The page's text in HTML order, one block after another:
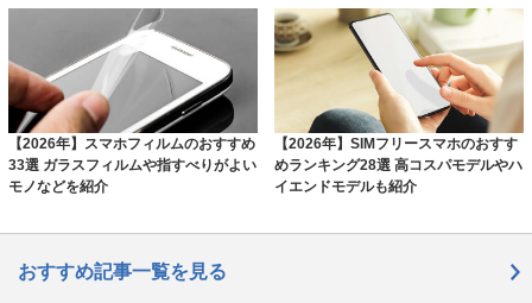
【2026年】スマホフィルムのおすすめ
33選 ガラスフィルムや指すべりがよい
モノなどを紹介
【2026年】SIMフリースマホのおすす
めランキング28選 高コスパモデルやハ
イエンドモデルも紹介
おすすめ記事一覧を見る